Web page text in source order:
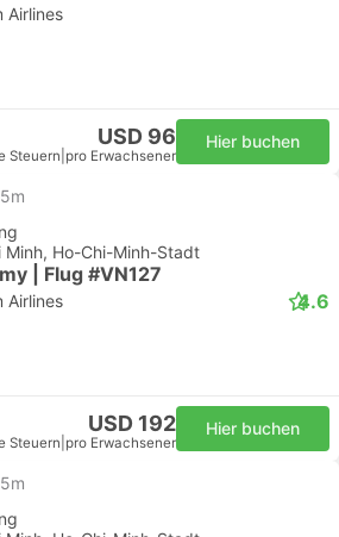
Airlines
USD 96
Steuern pro Erwachsener
Hier buchen
Minh, Ho-Chi-Minh-Stadt
| Flug #VN127
Airlines 4.6
USD 192
Steuern pro Erwachsener
Hier buchen